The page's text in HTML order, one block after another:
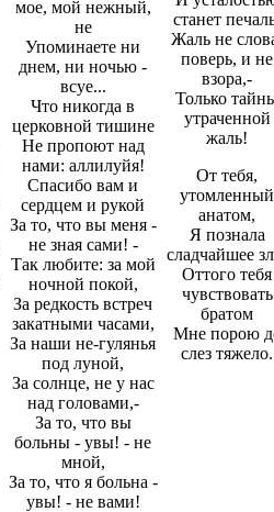
мое, мой нежный,
не
Упоминаете ни
днем, ни ночью -
всуе...
Что никогда в
церковной тишине
Не пропоют над
нами: аллилуйя!
Спасибо вам и
сердцем и рукой
За то, что вы меня -
не зная сами! -
Так любите: за мой
ночной покой,
За редкость встреч
закатными часами,
За наши не-гулянья
под луной,
За солнце, не у нас
над головами,-
За то, что вы
больны - увы! - не
мной,
За то, что я больна -
увы! - не вами!
станет
Жаль не
поверь, и не
взора,-
Только
утраченной
жаль!
От тебя,
утомленный
анатом,
Я познала
сладчайшее
Оттого тебя
чувствовать
братом
Мне порою
слез тяжело.